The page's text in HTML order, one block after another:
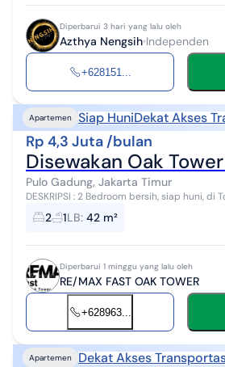
Diperbarui 3 hari yang lalu oleh
Azthya Nengsih Independen
+628151...
Apartemen Siap HuniDekat Akses
Rp 4,3 Juta /bulan
Disewakan Oak
Pulo Gadung, Jakarta Timur
DESKRIPSI : 2 Bedroom bersih, siap huni, di
lantai 6, view langsung ke Jalan hadap
Cocok untuk And...
2 1LB: 42 m²
Diperbarui 1 minggu yang lalu oleh
RE/MAX FAST OAK TOWER
+628963...
Apartemen Dekat Akses